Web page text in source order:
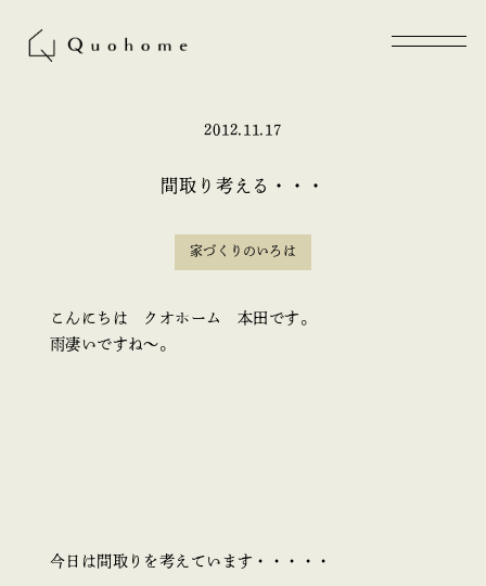
2012.11.17
間取り考える・・・
家づくりのいろは
こんにちは クオホーム 本田です。
雨凄いですね～。
今日は間取りを考えています・・・・・